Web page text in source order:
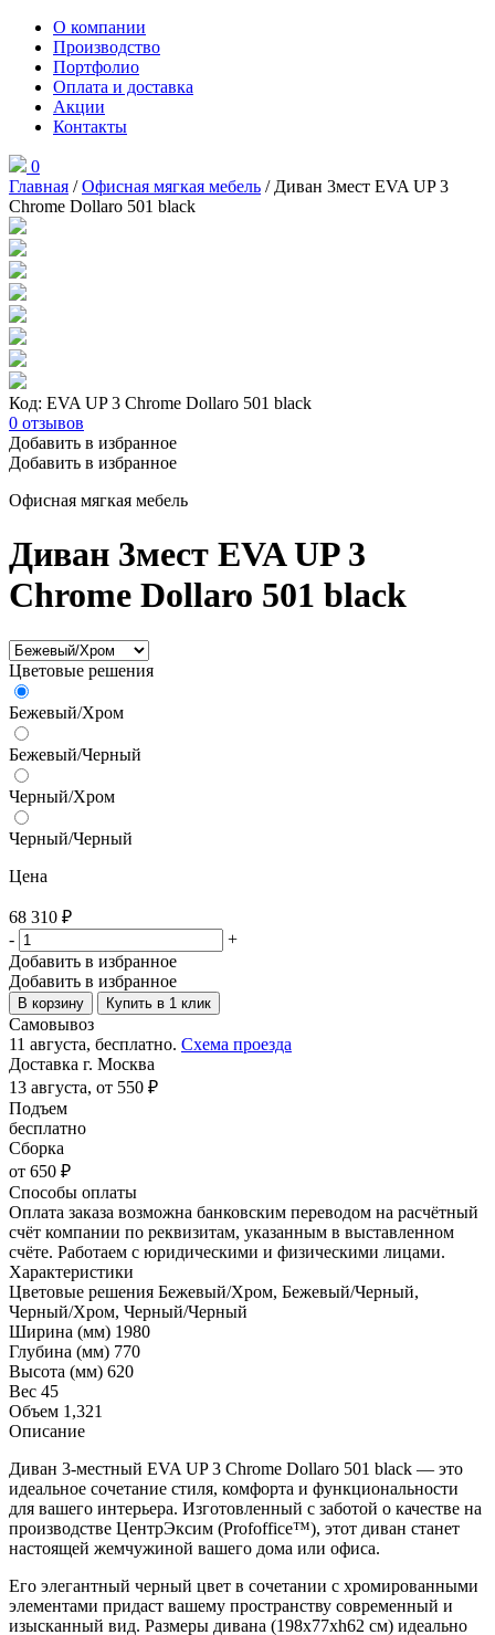
О компании
Производство
Портфолио
Оплата и доставка
Акции
Контакты
0
Главная /Офисная мягкая мебель / Диван 3мест EVA UP 3
Chrome Dollaro 501 black
Код: EVA UP 3 Chrome Dollaro 501 black
0 отзывов
Добавить в избранное
Добавить в избранное
Офисная мягкая мебель
Диван 3мест EVA UP 3
Chrome Dollaro 501 black
Цветовые решения
Бежевый/Хром
Бежевый/Черный
Черный/Хром
Черный/Черный
Цена
68 310 ₽
-
+
Добавить в избранное
Добавить в избранное
В корзину Купить в 1 клик
Самовывоз
11 августа, бесплатно. Схема проезда
Доставка г. Москва
13 августа, от 550 ₽
Подъем
бесплатно
Сборка
от 650 ₽
Способы оплаты
Оплата заказа возможна банковским переводом на расчётный
счёт компании по реквизитам, указанным в выставленном
счёте. Работаем с юридическими и физическими лицами.
Характеристики
Цветовые решения Бежевый/Хром, Бежевый/Черный,
Черный/Хром, Черный/Черный
Ширина (мм) 1980
Глубина (мм) 770
Высота (мм) 620
Вес 45
Объем 1,321
Описание
Диван 3-местный EVA UP 3 Chrome Dollaro 501 black — это
идеальное сочетание стиля, комфорта и функциональности
для вашего интерьера. Изготовленный с заботой о качестве на
производстве ЦентрЭксим (Profoffice™), этот диван станет
настоящей жемчужиной вашего дома или офиса.
Его элегантный черный цвет в сочетании с хромированными
элементами придаст вашему пространству современный и
изысканный вид. Размеры дивана (198x77xh62 см) идеально